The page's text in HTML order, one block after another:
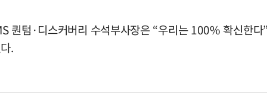
퀀텀·디스커버리 수석부사장은 “우리는 100% 확신한
.